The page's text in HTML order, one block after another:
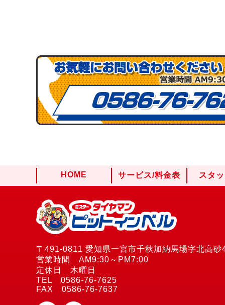
HOME サービス/料金表 スタ
〒491-0811 愛知県一宮市千秋加納馬場字北高砂
営業時間 AM9:30～PM7:00
定休日 木曜日
TEL 0586-76-7625
FAX 0586-76-7637